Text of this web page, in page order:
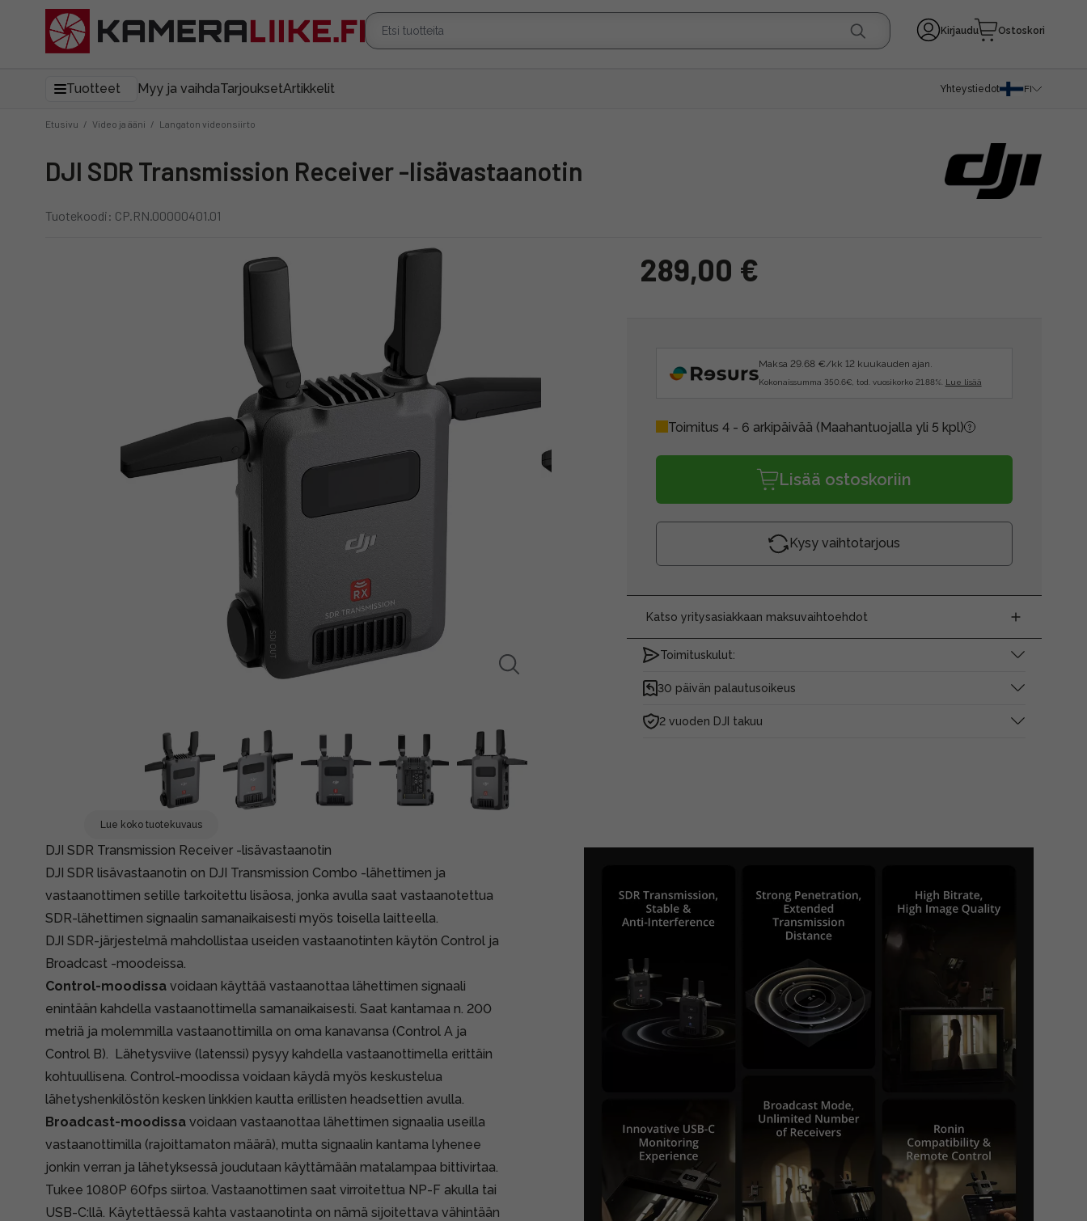
Kirjaudu Ostoskori
Tuotteet Myy ja vaihdaTarjouksetArtikkelit Yhteystiedot FI
Etusivu / Video ja ääni / Langaton videonsiirto
DJI SDR Transmission Receiver -lisävastaanotin
Tuotekoodi: CP.RN.00000401.01
Lue koko tuotekuvaus
289,00 €
Maksa 29.68 €/kk 12 kuukauden ajan.
Kokonaissumma 350.6€, tod. vuosikorko 21.88%. Lue lisää
Toimitus 4 - 6 arkipäivää (Maahantuojalla yli 5 kpl)
Lisää ostoskoriin
Kysy vaihtotarjous
Katso yritysasiakkaan maksuvaihtoehdot
Toimituskulut:
30 päivän palautusoikeus
2 vuoden DJI takuu
DJI SDR Transmission Receiver -lisävastaanotin
DJI SDR lisävastaanotin on DJI Transmission Combo -lähettimen ja
vastaanottimen setille tarkoitettu lisäosa, jonka avulla saat vastaanotettua
SDR-lähettimen signaalin samanaikaisesti myös toisella laitteella.
DJI SDR-järjestelmä mahdollistaa useiden vastaanotinten käytön Control ja
Broadcast -moodeissa.
Control-moodissa voidaan käyttää vastaanottaa lähettimen signaali
enintään kahdella vastaanottimella samanaikaisesti. Saat kantamaa n. 200
metriä ja molemmilla vastaanottimilla on oma kanavansa (Control A ja
Control B). Lähetysviive (latenssi) pysyy kahdella vastaanottimella erittäin
kohtuullisena. Control-moodissa voidaan käydä myös keskustelua
lähetyshenkilöstön kesken linkkien kautta erillisten headsettien avulla.
Broadcast-moodissa voidaan vastaanottaa lähettimen signaalia useilla
vastaanottimilla (rajoittamaton määrä), mutta signaalin kantama lyhenee
jonkin verran ja lähetyksessä joudutaan käyttämään matalampaa bittivirtaa.
Tukee 1080P 60fps siirtoa. Vastaanottimen saat virroitettua NP-F akulla tai
USB-C:llä. Käytettäessä kahta vastaanotinta on nämä sijoitettava vähintään